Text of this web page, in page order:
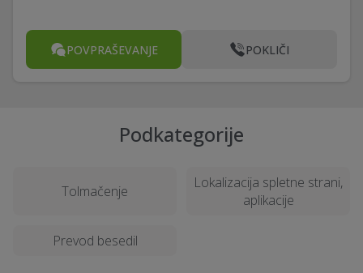
POVPRAŠEVANJE POKLIČI
Podkategorije
Tolmačenje
Lokalizacija spletne strani,
aplikacije
Prevod besedil